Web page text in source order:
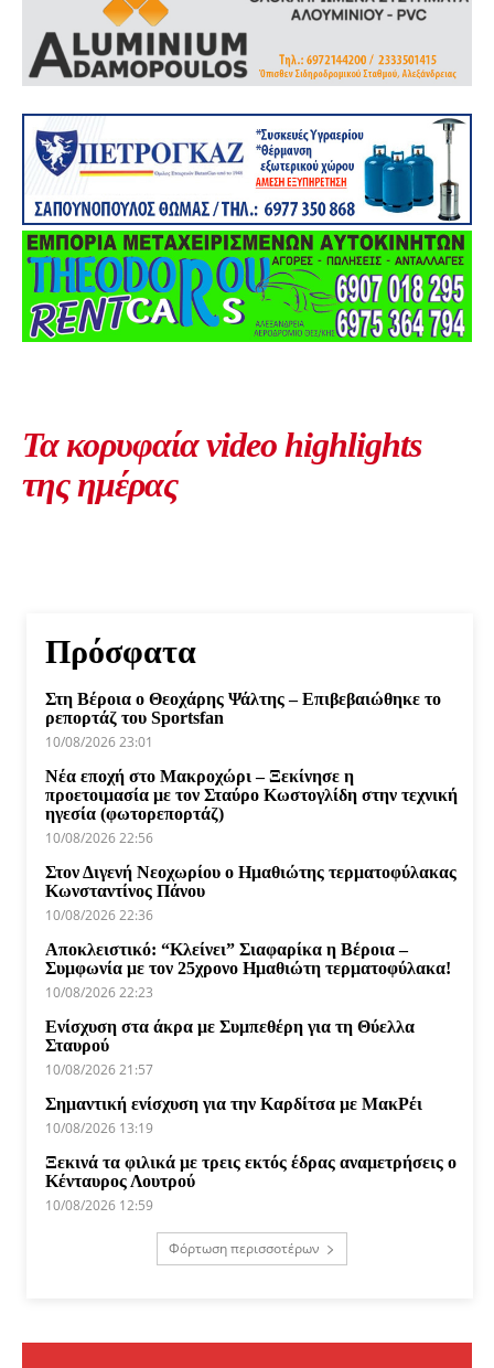
Τα κορυφαία video highlights
της ημέρας
Πρόσφατα
Στη Βέροια ο Θεοχάρης Ψάλτης – Επιβεβαιώθηκε το
ρεπορτάζ του Sportsfan
10/08/2026 23:01
Νέα εποχή στο Μακροχώρι – Ξεκίνησε η
προετοιμασία με τον Σταύρο Κωστογλίδη στην τεχνική
ηγεσία (φωτορεπορτάζ)
10/08/2026 22:56
Στον Διγενή Νεοχωρίου ο Ημαθιώτης τερματοφύλακας
Κωνσταντίνος Πάνου
10/08/2026 22:36
Αποκλειστικό: “Κλείνει” Σιαφαρίκα η Βέροια –
Συμφωνία με τον 25χρονο Ημαθιώτη τερματοφύλακα!
10/08/2026 22:23
Ενίσχυση στα άκρα με Συμπεθέρη για τη Θύελλα
Σταυρού
10/08/2026 21:57
Σημαντική ενίσχυση για την Καρδίτσα με ΜακΡέι
10/08/2026 13:19
Ξεκινά τα φιλικά με τρεις εκτός έδρας αναμετρήσεις ο
Κένταυρος Λουτρού
10/08/2026 12:59
Φόρτωση περισσοτέρων